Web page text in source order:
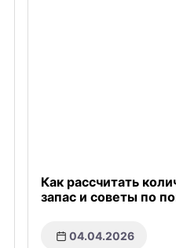
Как рассчитать
запас и советы по
04.04.2026